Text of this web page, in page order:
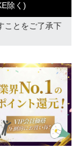
除く)
ことをご了承下